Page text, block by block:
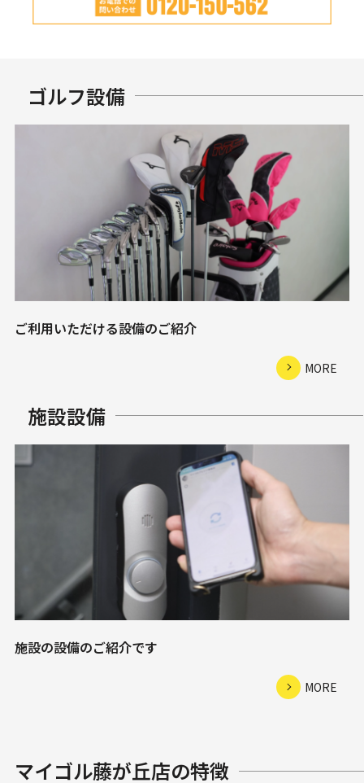
ゴルフ設備
ご利用いただける設備のご紹介
MORE
施設設備
施設の設備のご紹介です
MORE
マイゴル藤が丘店の特徴